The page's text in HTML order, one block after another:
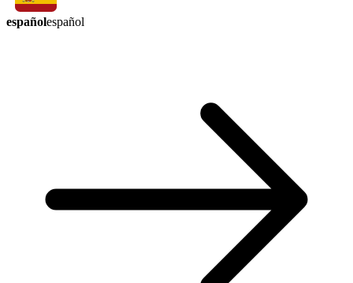
españolespañol